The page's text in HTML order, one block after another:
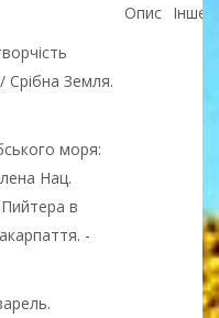
Опис Інше
Земля.
моря:
Нац.
в
-